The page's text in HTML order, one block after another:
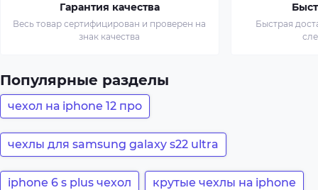
Гарантия качества
Весь товар сертифицирован и проверен на
знак качества
Быстрая
Популярные разделы
чехол на iphone 12 про
чехлы для samsung galaxy s22 ultra
iphone 6 s plus чехол крутые чехлы на iphone